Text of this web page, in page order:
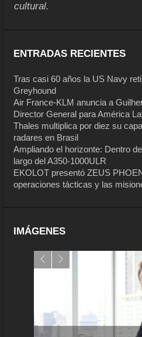
cultural.
ENTRADAS RECIENTES
Tras casi 60 años la US Navy
Greyhound
Air France-KLM anuncia a
Director General para América
Thales multiplica por diez su
radares en Brasil
Ampliando el horizonte: Dentro
largo del A350-1000ULR
EKOLOT presentó ZEUS
operaciones tácticas y las
IMÁGENES